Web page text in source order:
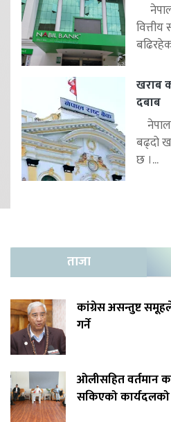
खराब
दबाब
बढ्दो
छ ।...
ताजा
कांग्रेस असन्तुष्ट
गर्ने
ओलीसहित वर्तमान
सकिएको कार्यदलको